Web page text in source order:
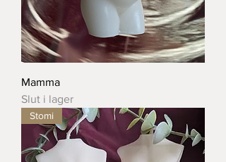
Mamma
Slut i lager
Stomi